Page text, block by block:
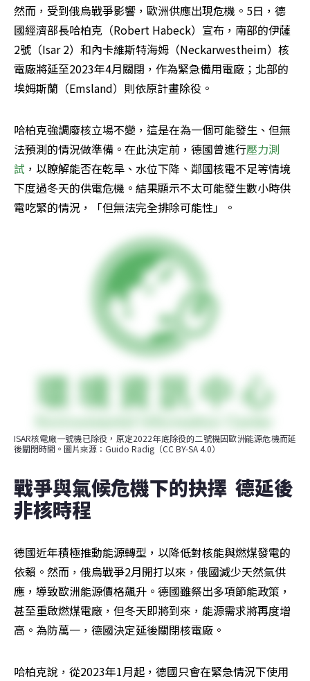
然而，受到俄烏戰爭影響，歐洲供應出現危機。5日，德
國經濟部長哈柏克（Robert Habeck）宣布，南部的伊薩
2號（Isar 2）和內卡維斯特海姆（Neckarwestheim）核
電廠將延至2023年4月關閉，作為緊急備用電廠；北部的
埃姆斯蘭（Emsland）則依原計畫除役。
哈柏克強調廢核立場不變，這是在為一個可能發生、但無
法預測的情況做準備。在此決定前，德國曾進行壓力測
試 ，以瞭解能否在乾旱、水位下降、鄰國核電不足等情境
下度過冬天的供電危機。結果顯示不太可能發生數小時供
電吃緊的情況，「但無法完全排除可能性」。
ISAR核電廠一號機已除役，原定2022年底除役的二號機因歐洲能源危機而延
後關閉時間。圖片來源：Guido Radig（CC BY-SA 4.0）
戰爭與氣候危機下的抉擇  德延後
非核時程
德國近年積極推動能源轉型，以降低對核能與燃煤發電的
依賴。然而，俄烏戰爭2月開打以來，俄國減少天然氣供
應，導致歐洲能源價格飆升。德國雖祭出多項節能政策，
甚至重啟燃煤電廠，但冬天即將到來，能源需求將再度增
高。為防萬一，德國決定延後關閉核電廠。
哈柏克說，從2023年1月起，德國只會在緊急情況下使用